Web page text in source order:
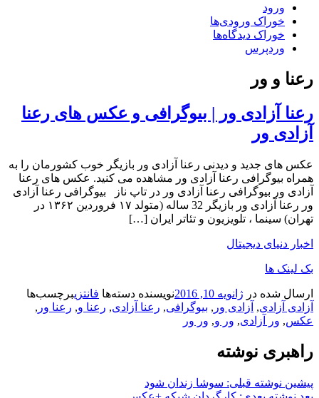
ورود
خوراک ورودی‌ها
خوراک دیدگاه‌ها
وردپرس
رعنا و ور
رعنا آزادی ور | بیوگرافی و عکس های رعنا
آزادی ور
عکس های جدید و دیدنی رعنا آزادی ور بازیگر خوب کشورمان را به
همراه بیوگرافی رعنا آزادی ور مشاهده می کنید. عکس های رعنا
آزادی ور بیوگرافی رعنا آزادی ور در تاپ ناز بیوگرافی رعنا آزادی
ور رعنا آزادی‌ ور بازیگر 32 ساله (متولد ۱۷ فروردین ۱۳۶۲ در
تهران) سینما ، تلویزیون و تئاتر ایران […]
اخبار دنیای دیجیتال
بک لینک ها
ارسال شده در ژانویه 10, 2016 نویسنده دسته‌ها فانتزیبرچسب‌ها
آزادی آزادی, آزادی ور , بیوگرافی, رعنا آزادی, رعنا و, رعنا ور ,
عکس, ور آزادی, ور و, ور ور
راهبری نوشته
پیشین نوشته قبلی: سوشا زندان شود